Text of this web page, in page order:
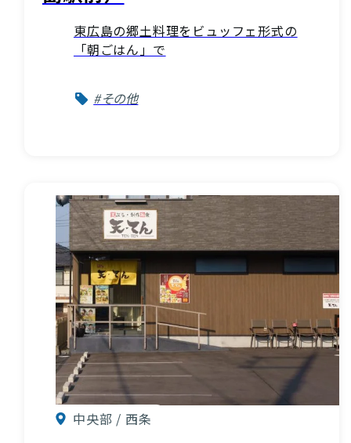
東広島の郷土料理をビュッフェ形式の
「朝ごはん」で
#その他
中央部 / 西条